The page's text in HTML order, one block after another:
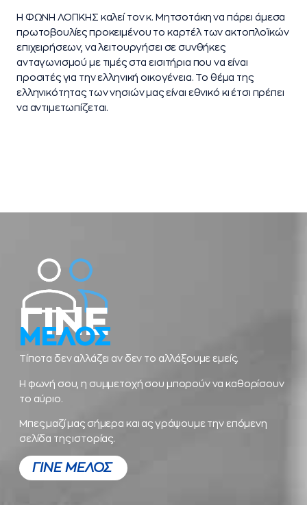
Η ΦΩΝΗ ΛΟΓΙΚΗΣ καλεί τον κ. Μητσοτάκη να πάρει άμεσα
πρωτοβουλίες προκειμένου το καρτέλ των ακτοπλοϊκών
επιχειρήσεων, να λειτουργήσει σε συνθήκες
ανταγωνισμού με τιμές στα εισιτήρια που να είναι
προσιτές για την ελληνική οικογένεια. Το θέμα της
ελληνικότητας των νησιών μας είναι εθνικό κι έτσι πρέπει
να αντιμετωπίζεται.
ΓΙΝΕ
ΜΕΛΟΣ
Τίποτα δεν αλλάζει αν δεν το αλλάξουμε εμείς.
Η φωνή σου, η συμμετοχή σου μπορούν να καθορίσουν
το αύριο.
Μπες μαζί μας σήμερα και ας γράψουμε την επόμενη
σελίδα της ιστορίας.
ΓΙΝΕ ΜΕΛΟΣ